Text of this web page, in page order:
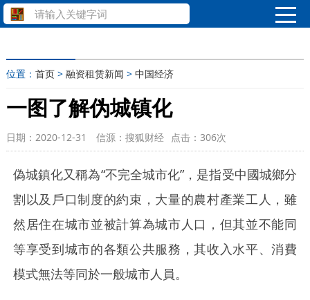
位置： 首页> 融资租赁新闻 > 中国经济
一图了解伪城镇化
日期：2020-12-31 信源：搜狐财经 点击： 306次
偽城鎮化又稱為“不完全城市化”，是指受中國城鄉分
割以及戶口制度的約束，大量的農村產業工人，雖
然居住在城市並被計算為城市人口，但其並不能同
等享受到城市的各類公共服務，其收入水平、消費
模式無法等同於一般城市人員。